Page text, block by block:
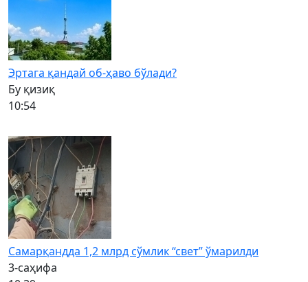
Эртага қандай об-ҳаво бўлади?
Бу қизиқ
10:54
Самарқандда 1,2 млрд сўмлик “свет” ўмарилди
3-саҳифа